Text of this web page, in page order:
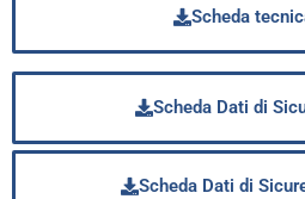
Scheda
Scheda Dati di
Scheda Dati di